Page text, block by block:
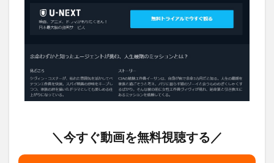
＼今すぐ動画を無料視聴する／